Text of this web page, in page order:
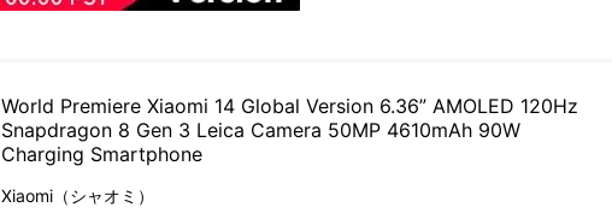
World Premiere Xiaomi 14 Global Version 6.36” AMOLED 120Hz
Snapdragon 8 Gen 3 Leica Camera 50MP 4610mAh 90W
Charging Smartphone
Xiaomi（シャオミ）